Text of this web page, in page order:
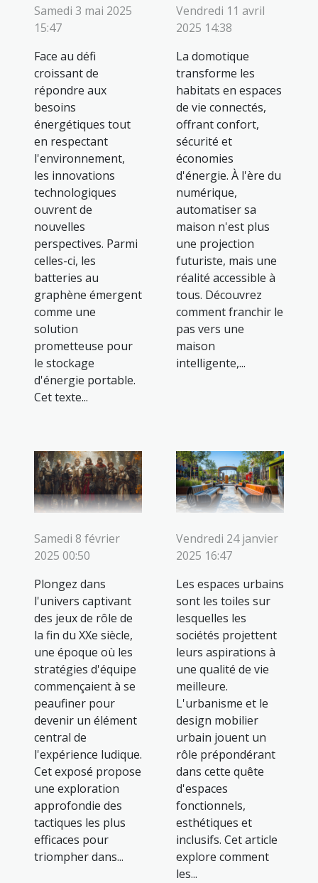
Samedi 3 mai 2025
15:47
Face au défi
croissant de
répondre aux
besoins
énergétiques tout
en respectant
l'environnement,
les innovations
technologiques
ouvrent de
nouvelles
perspectives. Parmi
celles-ci, les
batteries au
graphène émergent
comme une
solution
prometteuse pour
le stockage
d'énergie portable.
Cet texte...
Vendredi 11 avril
2025 14:38
La domotique
transforme les
habitats en espaces
de vie connectés,
offrant confort,
sécurité et
économies
d'énergie. À l'ère du
numérique,
automatiser sa
maison n'est plus
une projection
futuriste, mais une
réalité accessible à
tous. Découvrez
comment franchir le
pas vers une
maison
intelligente,...
Samedi 8 février
2025 00:50
Plongez dans
l'univers captivant
des jeux de rôle de
la fin du XXe siècle,
une époque où les
stratégies d'équipe
commençaient à se
peaufiner pour
devenir un élément
central de
l'expérience ludique.
Cet exposé propose
une exploration
approfondie des
tactiques les plus
efficaces pour
triompher dans...
Vendredi 24 janvier
2025 16:47
Les espaces urbains
sont les toiles sur
lesquelles les
sociétés projettent
leurs aspirations à
une qualité de vie
meilleure.
L'urbanisme et le
design mobilier
urbain jouent un
rôle prépondérant
dans cette quête
d'espaces
fonctionnels,
esthétiques et
inclusifs. Cet article
explore comment
les...